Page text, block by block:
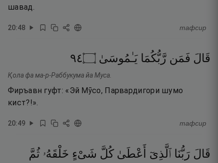
шавад.
20:48 тафсир
قَالَ فَمَن رَّبُّكُمَا يَـٰمُوسَىٰ ۝٤٩
Қола фа ма-р-Раббукума йа Муса.
Фиръавн гуфт: «Эй Мӯсо, Парвардигори шумо
кист?!».
20:49 тафсир
قَالَ رَبُّنَا ٱلَّذِىٓ أَعْطَىٰ كُلَّ شَىْءٍ خَلْقَهُۥ ثُمَّ